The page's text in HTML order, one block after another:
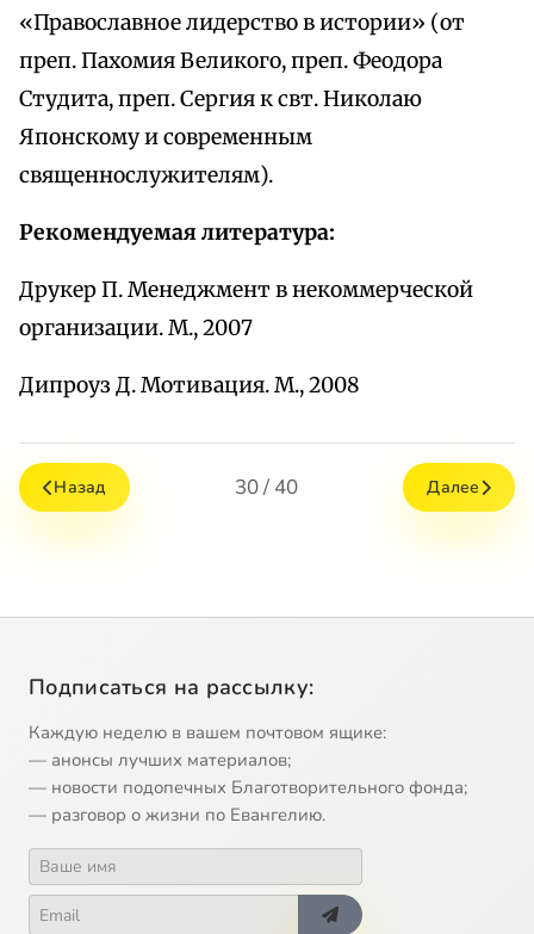
«Православное лидерство в истории» (от
преп. Пахомия Великого, преп. Феодора
Студита, преп. Сергия к свт. Николаю
Японскому и современным
священнослужителям).
Рекомендуемая литература:
Друкер П. Менеджмент в некоммерческой
организации. М., 2007
Дипроуз Д. Мотивация. М., 2008
Назад 30 / 40 Далее
Подписаться на рассылку:
Каждую неделю в вашем почтовом ящике:
— анонсы лучших материалов;
— новости подопечных Благотворительного фонда;
— разговор о жизни по Евангелию.